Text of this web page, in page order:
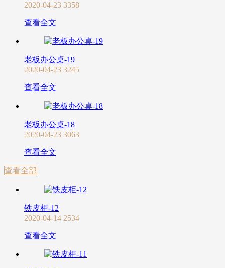
2020-04-23 3358
查看全文
老板办公桌-19
2020-04-23 3245
查看全文
老板办公桌-18
2020-04-23 3063
查看全文
查看全部
铁皮柜-12
2020-04-14 2534
查看全文